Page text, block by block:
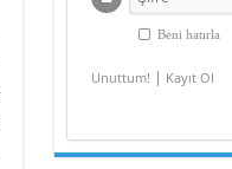
Beni hatırla
Unuttum! | Kayıt Ol